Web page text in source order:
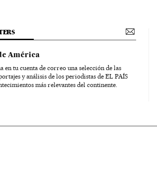
América
en tu cuenta de correo una selección de las
y análisis de los periodistas de EL PAÍS
más relevantes del continente.